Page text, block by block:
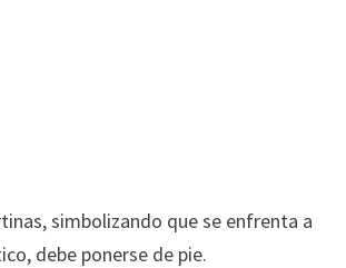
simbolizando que se enfrenta a
debe ponerse de pie.